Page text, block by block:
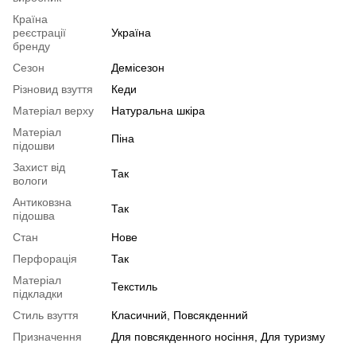
Країна
реєстрації
бренду
Україна
Сезон
Демісезон
Різновид взуття
Кеди
Матеріал верху
Натуральна шкіра
Матеріал
підошви
Піна
Захист від
вологи
Так
Антиковзна
підошва
Так
Стан
Нове
Перфорація
Так
Матеріал
підкладки
Текстиль
Стиль взуття
Класичний, Повсякденний
Призначення
Для повсякденного носіння, Для туризму